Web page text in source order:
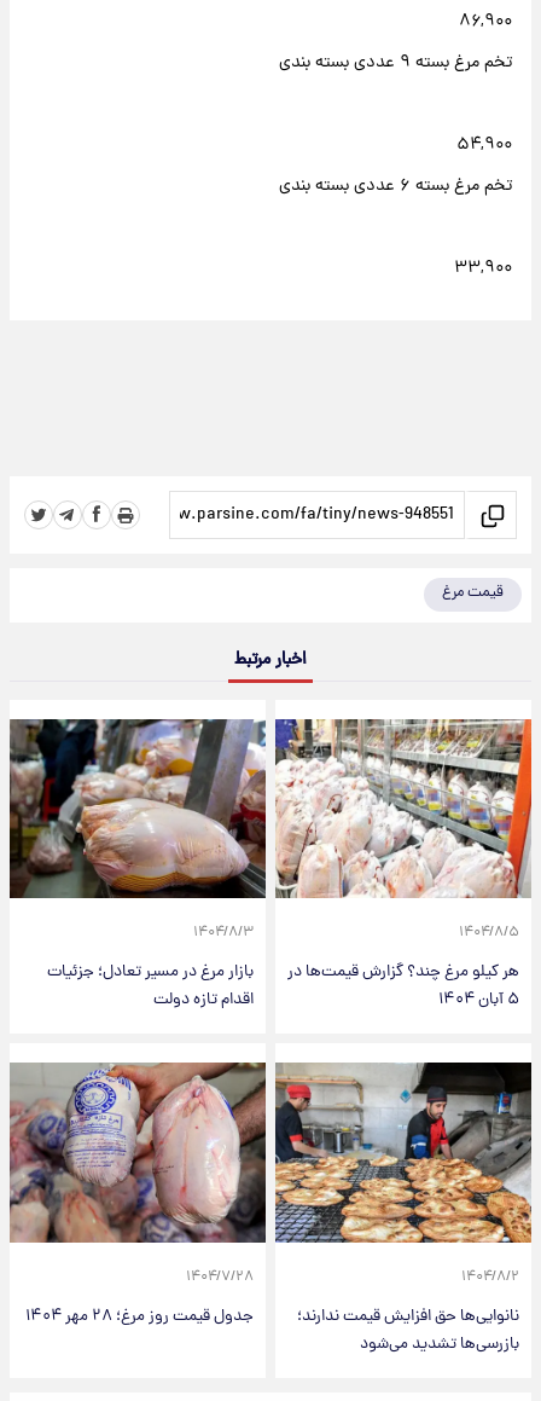
۸۶,۹۰۰
تخم مرغ بسته ۹ عددی بسته بندی
۵۴,۹۰۰
تخم مرغ بسته ۶ عددی بسته بندی
۳۳,۹۰۰
قیمت مرغ
اخبار مرتبط
۱۴۰۴/۸/۵
هر کیلو مرغ چند؟ گزارش قیمت‌ها در
۵ آبان ۱۴۰۴
۱۴۰۴/۸/۳
بازار مرغ در مسیر تعادل؛ جزئیات
اقدام تازه دولت
۱۴۰۴/۸/۲
نانوایی‌ها حق افزایش قیمت ندارند؛
بازرسی‌ها تشدید می‌شود
۱۴۰۴/۷/۲۸
جدول قیمت روز مرغ؛ ۲۸ مهر ۱۴۰۴